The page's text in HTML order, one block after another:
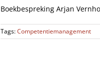
Boekbespreking Arjan
Tags:Competentiemanagement